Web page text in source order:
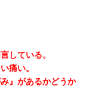
している。
痛い。
』があるかどうか